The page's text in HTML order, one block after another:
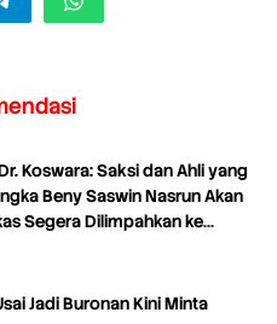
Koswara: Saksi dan Ahli yang
Beny Saswin Nasrun Akan
Segera Dilimpahkan ke
Jadi Buronan Kini Minta